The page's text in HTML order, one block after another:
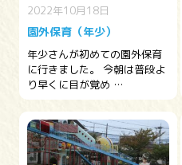
2022年10月18日
園外保育（年少）
年少さんが初めての園外保育
に行きました。 今朝は普段よ
り早くに目が覚め …